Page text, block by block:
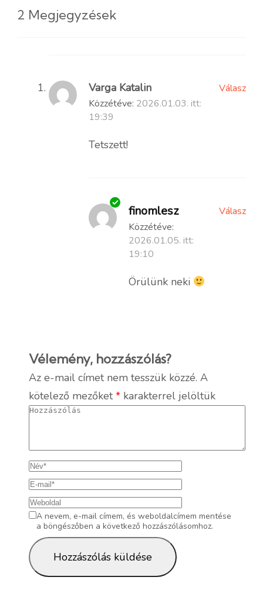
2 Megjegyzések
Varga Katalin
Közzétéve: 2026.01.03. itt:
19:39
Válasz
Tetszett!
finomlesz
Közzétéve:
2026.01.05. itt:
19:10
Válasz
Örülünk neki
Vélemény, hozzászólás?
Az e-mail címet nem tesszük közzé. A
kötelező mezőket* karakterrel jelöltük
A nevem, e-mail címem, és weboldalcímem mentése
a böngészőben a következő hozzászólásomhoz.